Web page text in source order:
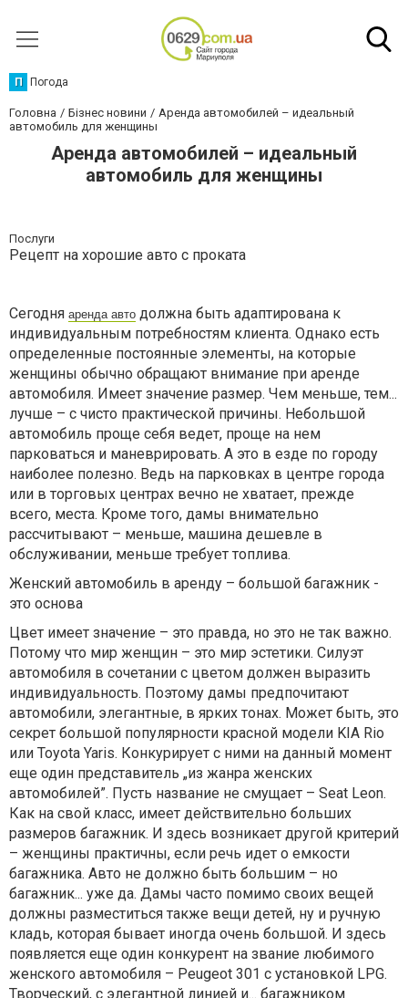
П Погода
Головна Бізнес новини
Аренда автомобилей – идеальный
автомобиль для женщины
Аренда автомобилей – идеальный
автомобиль для женщины
Послуги
Рецепт на хорошие авто с проката
Сегодня аренда авто должна быть адаптирована к
индивидуальным потребностям клиента. Однако есть
определенные постоянные элементы, на которые
женщины обычно обращают внимание при аренде
автомобиля. Имеет значение размер. Чем меньше, тем...
лучше – с чисто практической причины. Небольшой
автомобиль проще себя ведет, проще на нем
парковаться и маневрировать. А это в езде по городу
наиболее полезно. Ведь на парковках в центре города
или в торговых центрах вечно не хватает, прежде
всего, места. Кроме того, дамы внимательно
рассчитывают – меньше, машина дешевле в
обслуживании, меньше требует топлива.
Женский автомобиль в аренду – большой багажник -
это основа
Цвет имеет значение – это правда, но это не так важно.
Потому что мир женщин – это мир эстетики. Силуэт
автомобиля в сочетании с цветом должен выразить
индивидуальность. Поэтому дамы предпочитают
автомобили, элегантные, в ярких тонах. Может быть, это
секрет большой популярности красной модели KIA Rio
или Toyota Yaris. Конкурирует с ними на данный момент
еще один представитель „из жанра женских
автомобилей”. Пусть название не смущает – Seat Leon.
Как на свой класс, имеет действительно больших
размеров багажник. И здесь возникает другой критерий
– женщины практичны, если речь идет о емкости
багажника. Авто не должно быть большим – но
багажник... уже да. Дамы часто помимо своих вещей
должны разместиться также вещи детей, ну и ручную
кладь, которая бывает иногда очень большой. И здесь
появляется еще один конкурент на звание любимого
женского автомобиля – Peugeot 301 с установкой LPG.
Творческий, с элегантной линией и... багажником